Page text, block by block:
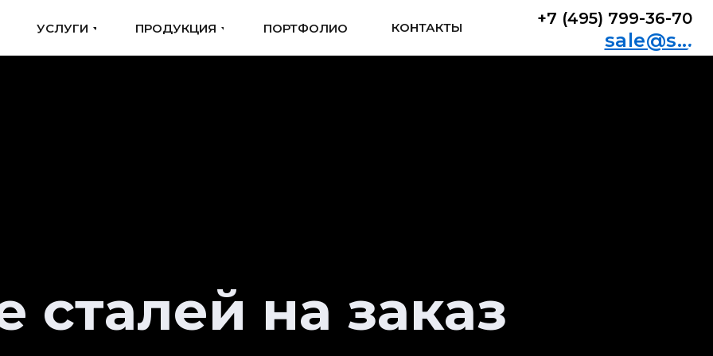
КОНТАКТЫ +7 (495) 799-36-70
УСЛУГИ ПОРТФОЛИО
sale@s...
ПРОДУКЦИЯ КОНТАКТЫ +7 (495) 799-36-70
УСЛУГИ ПОРТФОЛИО
sale@s...
ПРОДУКЦИЯ
сталей на заказ